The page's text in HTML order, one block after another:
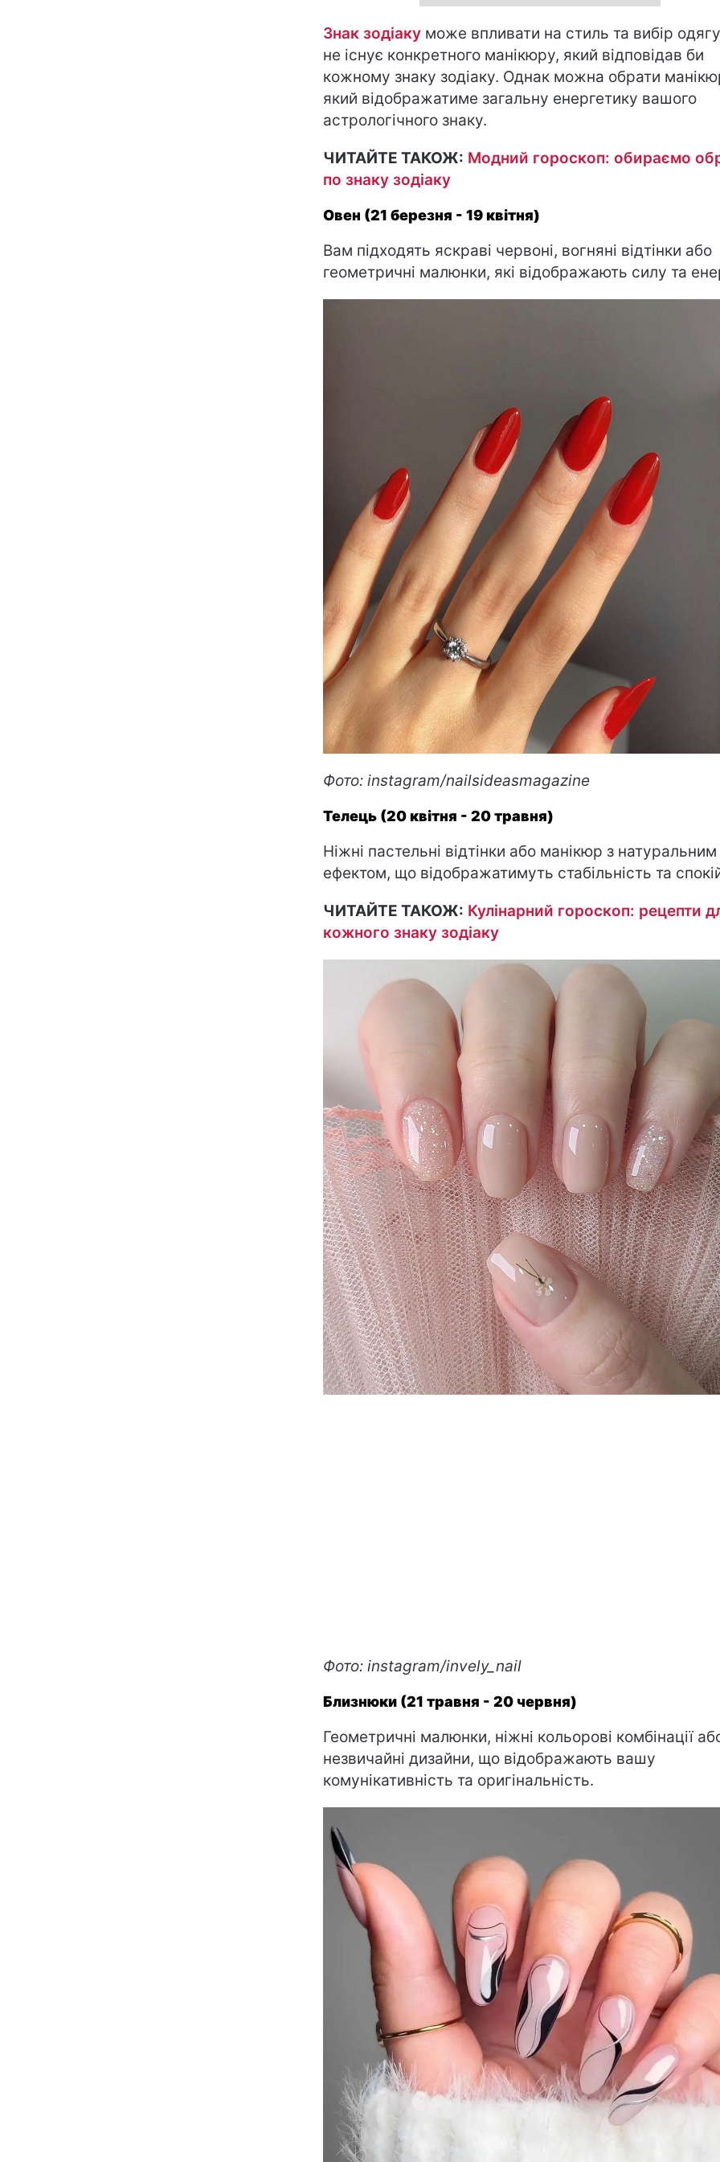
Знак зодіаку може впливати на стиль та вибір
не існує конкретного манікюру, який відповідав би
кожному знаку зодіаку. Однак можна обрати
який відображатиме загальну енергетику вашого
астрологічного знаку.
ЧИТАЙТЕ ТАКОЖ: Модний гороскоп: обираємо
по знаку зодіаку
Овен (21 березня - 19 квітня)
Вам підходять яскраві червоні, вогняні відтінки або
геометричні малюнки, які відображають силу та
Фото: instagram/nailsideasmagazine
Телець (20 квітня - 20 травня)
Ніжні пастельні відтінки або манікюр з натуральним
ефектом, що відображатимуть стабільність та
ЧИТАЙТЕ ТАКОЖ: Кулінарний гороскоп: рецепти
кожного знаку зодіаку
Фото: instagram/invely_nail
Близнюки (21 травня - 20 червня)
Геометричні малюнки, ніжні кольорові комбінації
незвичайні дизайни, що відображають вашу
комунікативність та оригінальність.